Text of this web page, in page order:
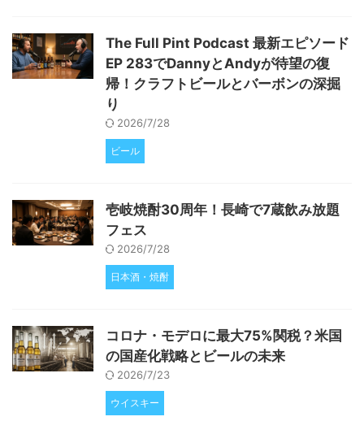
The Full Pint Podcast 最新エピソード
EP 283でDannyとAndyが待望の復
帰！クラフトビールとバーボンの深掘
り
2026/7/28
ビール
壱岐焼酎30周年！長崎で7蔵飲み放題
フェス
2026/7/28
日本酒・焼酎
コロナ・モデロに最大75%関税？米国
の国産化戦略とビールの未来
2026/7/23
ウイスキー